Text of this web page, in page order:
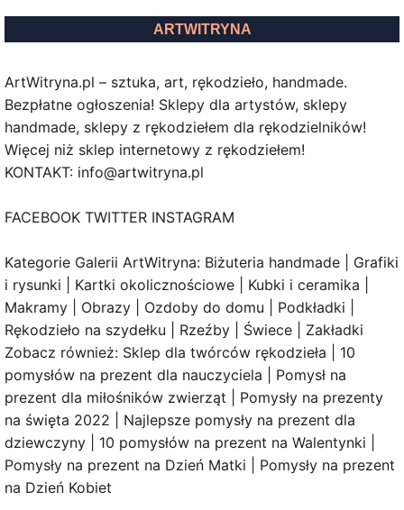
ARTWITRYNA
ArtWitryna.pl – sztuka, art, rękodzieło, handmade.
Bezpłatne ogłoszenia! Sklepy dla artystów, sklepy
handmade, sklepy z rękodziełem dla rękodzielników!
Więcej niż sklep internetowy z rękodziełem!
KONTAKT: info@artwitryna.pl
FACEBOOK TWITTER INSTAGRAM
Kategorie Galerii ArtWitryna: Biżuteria handmade | Grafiki
i rysunki | Kartki okolicznościowe | Kubki i ceramika |
Makramy | Obrazy | Ozdoby do domu | Podkładki |
Rękodzieło na szydełku | Rzeźby | Świece | Zakładki
Zobacz również: Sklep dla twórców rękodzieła | 10
pomysłów na prezent dla nauczyciela | Pomysł na
prezent dla miłośników zwierząt | Pomysły na prezenty
na święta 2022 | Najlepsze pomysły na prezent dla
dziewczyny | 10 pomysłów na prezent na Walentynki |
Pomysły na prezent na Dzień Matki | Pomysły na prezent
na Dzień Kobiet